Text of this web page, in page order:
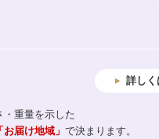
詳しく
・重量を示した
「お届け地域」 で決まります。